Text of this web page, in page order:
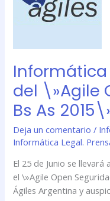
del \»Agile
Bs As
Deja un comentario /
Informática Legal.
El 25 de Junio se
el \»Agile Open
Ágiles Argentina y
\»Agile
Seguridad
As
2015\»